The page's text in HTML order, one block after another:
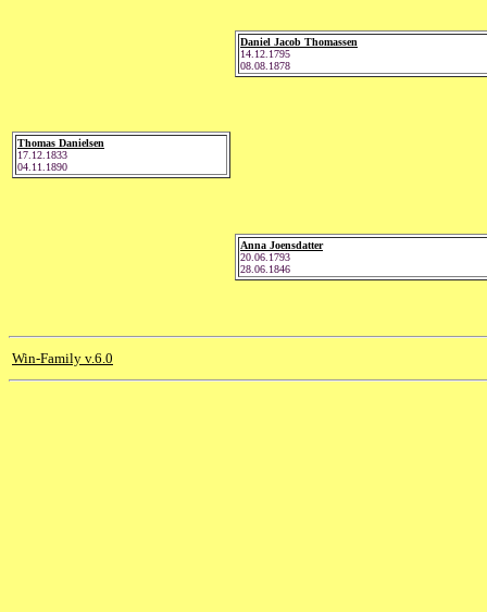
Thomas Danielsen
17.12.1833
04.11.1890
Daniel Jacob Thomassen
14.12.1795
08.08.1878
Anna Joensdatter
20.06.1793
28.06.1846
Win-Family v.6.0